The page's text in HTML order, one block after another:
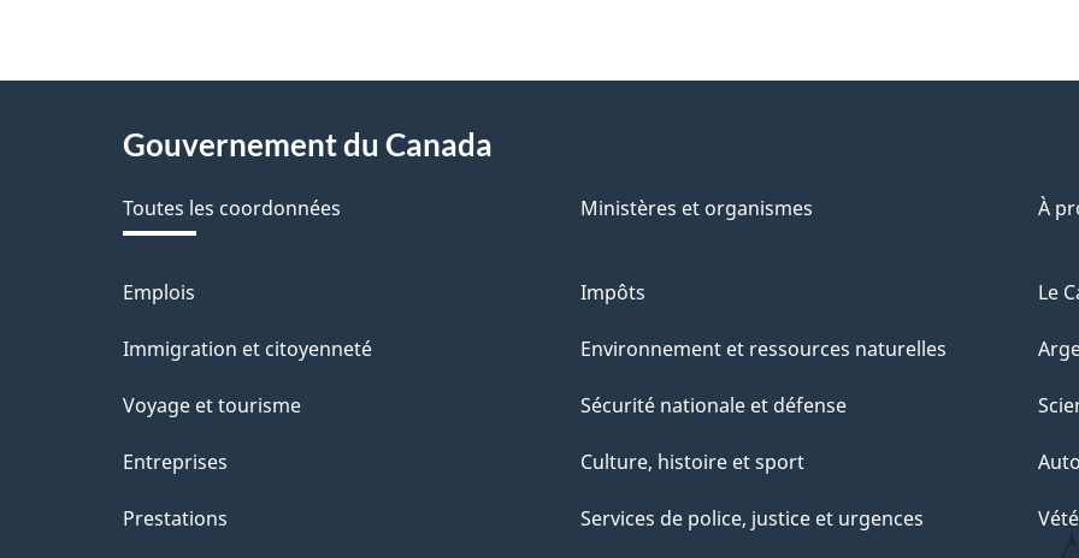
AboutGouvernement du Canada
Toutes les coordonnées Ministères et organismes À
Thèmes
et
Emplois
Immigration et citoyenneté
Voyage et tourisme
Entreprises
Prestations
Impôts
Environnement et ressources naturelles
Sécurité nationale et défense
Culture, histoire et sport
Services de police, justice et urgences
Le